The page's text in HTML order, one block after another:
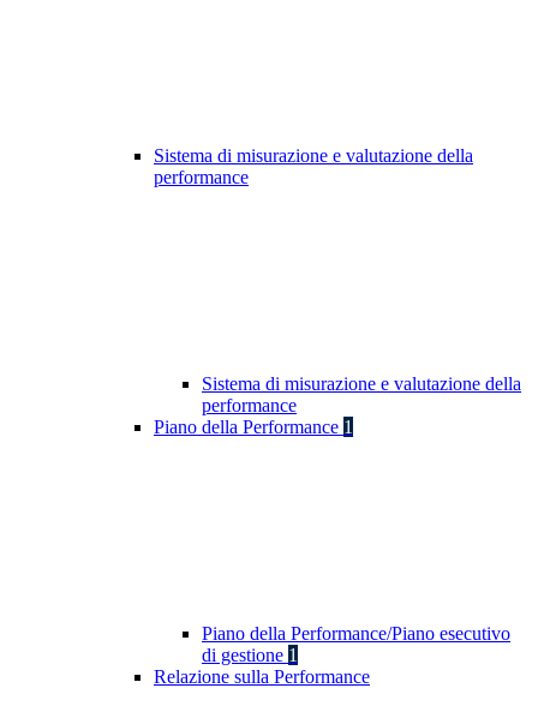
Sistema di misurazione e valutazione della
performance
Sistema di misurazione e valutazione della
performance
Piano della Performance 1
Piano della Performance/Piano esecutivo
di gestione 1
Relazione sulla Performance